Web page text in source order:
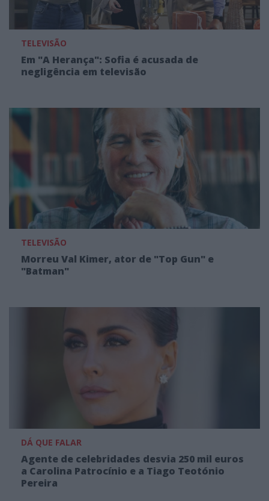
TELEVISÃO
Em "A Herança": Sofia é acusada de
negligência em televisão
TELEVISÃO
Morreu Val Kimer, ator de "Top Gun" e
"Batman"
DÁ QUE FALAR
Agente de celebridades desvia 250 mil euros
a Carolina Patrocínio e a Tiago Teotónio
Pereira